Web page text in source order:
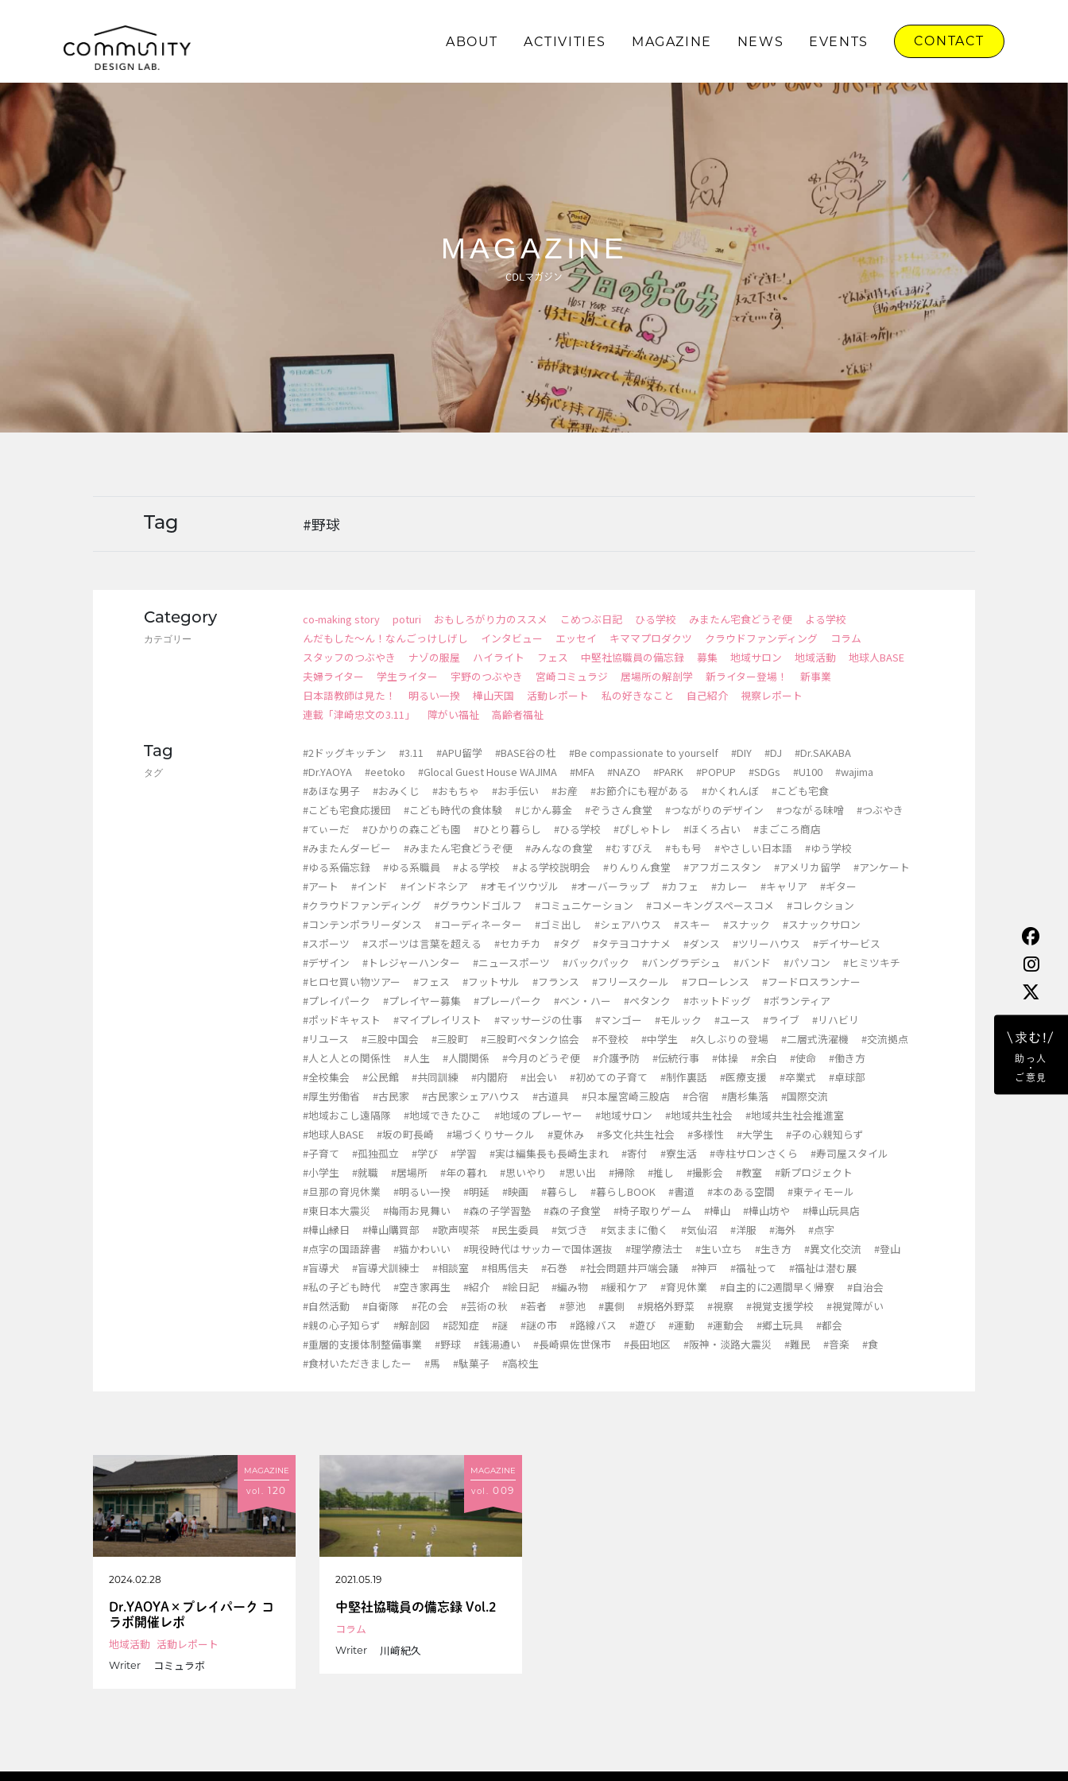
ABOUT ACTIVITIES MAGAZINE NEWS EVENTS CONTACT
ABOUT
ACTIVITIES
MAGAZINE
NEWS
EVENTS
MAGAZINE
CDLマガジン
Tag #野球
Category
カテゴリー
co-making story poturi おもしろがり力のススメ こめつぶ日記 ひる学校 みまたん宅食どうぞ便
よる学校
んだもした～ん！なんごっけしげし
インタビュー エッセイ キママプロダクツ クラウドファンディング
コラム
スタッフのつぶやき
ナゾの服屋 ハイライト フェス 中堅社協職員の備忘録 募集 地域サロン 地域活動
地球人BASE
夫婦ライター
学生ライター 宇野のつぶやき 宮崎コミュラジ 居場所の解剖学 新ライター登場！
新事業
日本語教師は見た！
明るい一揆 樺山天国 活動レポート 私の好きなこと 自己紹介
視察レポート
連載「津崎忠文の3.11」
障がい福祉 高齢者福祉
Tag
タグ
#2ドッグキッチン #3.11 #APU留学 #BASE谷の杜 #Be compassionate to yourself #DIY #DJ
#Dr.SAKABA
#Dr.YAOYA
#eetoko #Glocal Guest House WAJIMA #MFA #NAZO #PARK #POPUP #SDGs #U100
#wajima
#あほな男子
#おみくじ #おもちゃ #お手伝い #お産 #お節介にも程がある #かくれんぼ
#こども宅食
#こども宅食応援団
#こども時代の食体験 #じかん募金 #ぞうさん食堂 #つながりのデザイン #つながる味噌
#つぶやき
#てぃーだ
#ひかりの森こども園 #ひとり暮らし #ひる学校 #ぴしゃトレ #ほくろ占い
#まごころ商店
#みまたんダービー
#みまたん宅食どうぞ便 #みんなの食堂 #むすびえ #もも号 #やさしい日本語
#ゆう学校
#ゆる系備忘録
#ゆる系職員 #よる学校 #よる学校説明会 #りんりん食堂 #アフガニスタン #アメリカ留学
#アンケート
#アート
#インド #インドネシア #オモイツウヅル #オーバーラップ #カフェ #カレー #キャリア
#ギター
#クラウドファンディング
#グラウンドゴルフ #コミュニケーション #コメーキングスペースコメ
#コレクション
#コンテンポラリーダンス
#コーディネーター #ゴミ出し #シェアハウス #スキー #スナック
#スナックサロン
#スポーツ
#スポーツは言葉を超える #セカチカ #タグ #タテヨコナナメ #ダンス #ツリーハウス
#デイサービス
#デザイン
#トレジャーハンター #ニュースポーツ #バックパック #バングラデシュ #バンド #パソコン
#ヒミツキチ
#ヒロセ買い物ツアー
#フェス #フットサル #フランス #フリースクール #フローレンス
#フードロスランナー
#プレイパーク
#プレイヤー募集 #プレーパーク #ベン・ハー #ペタンク #ホットドッグ
#ボランティア
#ポッドキャスト
#マイプレイリスト #マッサージの仕事 #マンゴー #モルック #ユース #ライブ
#リハビリ
#リユース
#三股中国会 #三股町 #三股町ペタンク協会 #不登校 #中学生 #久しぶりの登場 #二層式洗濯機
#交流拠点
#人と人との関係性
#人生 #人間関係 #今月のどうぞ便 #介護予防 #伝統行事 #体操 #余白 #使命
#働き方
#全校集会
#公民館 #共同訓練 #内閣府 #出会い #初めての子育て #制作裏話 #医療支援 #卒業式
#卓球部
#厚生労働省
#古民家 #古民家シェアハウス #古道具 #只本屋宮崎三股店 #合宿 #唐杉集落
#国際交流
#地域おこし遠隔隊
#地域できたひこ #地域のプレーヤー #地域サロン #地域共生社会
#地域共生社会推進室
#地球人BASE
#坂の町長崎 #場づくりサークル #夏休み #多文化共生社会 #多様性 #大学生
#子の心親知らず
#子育て
#孤独孤立 #学び #学習 #実は編集長も長崎生まれ #寄付 #寮生活 #寺柱サロンさくら
#寿司屋スタイル
#小学生
#就職 #居場所 #年の暮れ #思いやり #思い出 #掃除 #推し #撮影会 #教室
#新プロジェクト
#旦那の育児休業
#明るい一揆 #明延 #映画 #暮らし #暮らしBOOK #書道 #本のある空間
#東ティモール
#東日本大震災
#梅雨お見舞い #森の子学習塾 #森の子食堂 #椅子取りゲーム #樺山 #樺山坊や
#樺山玩具店
#樺山縁日
#樺山購買部 #歌声喫茶 #民生委員 #気づき #気ままに働く #気仙沼 #洋服 #海外
#点字
#点字の国語辞書
#猫かわいい #現役時代はサッカーで国体選抜 #理学療法士 #生い立ち #生き方 #異文化交流
#登山
#盲導犬
#盲導犬訓練士 #相談室 #相馬信夫 #石巻 #社会問題井戸端会議 #神戸 #福祉って
#福祉は潜む展
#私の子ども時代
#空き家再生 #紹介 #絵日記 #編み物 #緩和ケア #育児休業 #自主的に2週間早く帰寮
#自治会
#自然活動
#自衛隊 #花の会 #芸術の秋 #若者 #蓼池 #裏側 #規格外野菜 #視察 #視覚支援学校
#視覚障がい
#親の心子知らず
#解剖図 #認知症 #謎 #謎の市 #路線バス #遊び #運動 #運動会 #郷土玩具
#都会
#重層的支援体制整備事業
#野球 #銭湯通い #長崎県佐世保市 #長田地区 #阪神・淡路大震災 #難民 #音楽
#食
#食材いただきましたー
#馬 #駄菓子 #高校生
MAGAZINE
vol. 120
2024.02.28
Dr.YAOYA×プレイパーク コ
ラボ開催レポ
地域活動 活動レポート
Writer コミュラボ
MAGAZINE
vol.009
2021.05.19
中堅社協職員の備忘録 Vol.2
コラム
Writer 川﨑紀久
\求む!/
助っ人
・
ご意見